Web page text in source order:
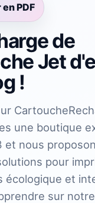
PDF
de
Jet
!
une boutique
et nous
pour
écologique et
sur